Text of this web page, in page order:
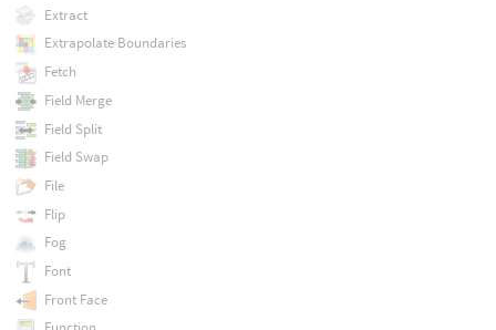
Extract
Extrapolate Boundaries
Fetch
Field Merge
Field Split
Field Swap
File
Flip
Fog
Font
Front Face